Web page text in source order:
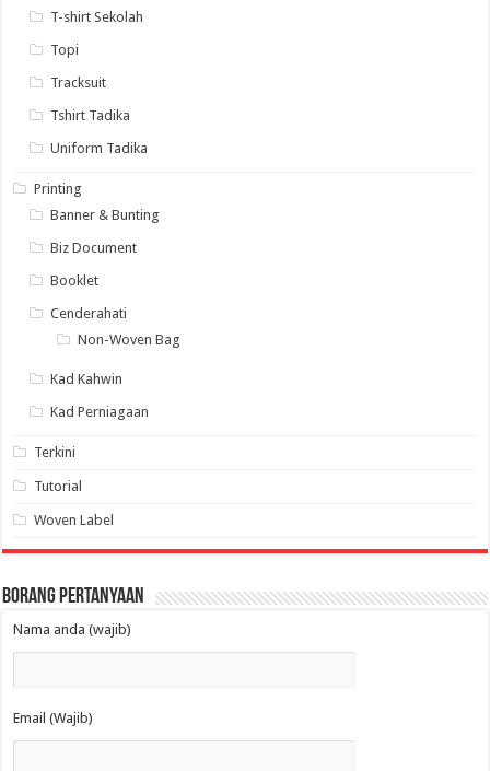
T-shirt Sekolah
Topi
Tracksuit
Tshirt Tadika
Uniform Tadika
Printing
Banner & Bunting
Biz Document
Booklet
Cenderahati
Non-Woven Bag
Kad Kahwin
Kad Perniagaan
Terkini
Tutorial
Woven Label
Borang Pertanyaan
Nama anda (wajib)
Email (Wajib)